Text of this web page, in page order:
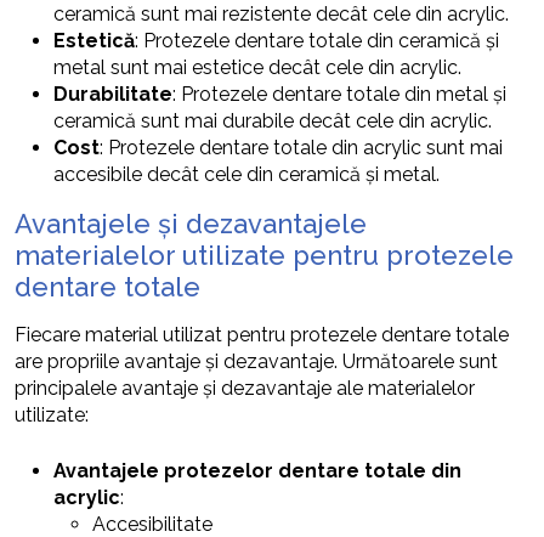
ceramică sunt mai rezistente decât cele din acrylic.
Estetică: Protezele dentare totale din ceramică și
metal sunt mai estetice decât cele din acrylic.
Durabilitate: Protezele dentare totale din metal și
ceramică sunt mai durabile decât cele din acrylic.
Cost: Protezele dentare totale din acrylic sunt mai
accesibile decât cele din ceramică și metal.
Avantajele și dezavantajele
materialelor utilizate pentru protezele
dentare totale
Fiecare material utilizat pentru protezele dentare totale
are propriile avantaje și dezavantaje. Următoarele sunt
principalele avantaje și dezavantaje ale materialelor
utilizate:
Avantajele protezelor dentare totale din
acrylic:
Accesibilitate